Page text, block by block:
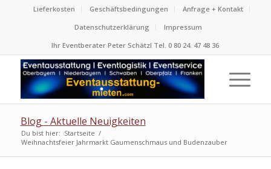
Lieferkosten Geschäftsbedingungen
Anfrage + Kontakt
Datenschutzerklärung
Impressum
Ihr Eventberater Peter Schätzl Tel. 0 80 24. 47 48 36
Blog - Aktuelle Neuigkeiten
Du bist hier: Startseite /
Weihnachtsfeier Jahrmarkt Gaumenschmaus und Budenzauber